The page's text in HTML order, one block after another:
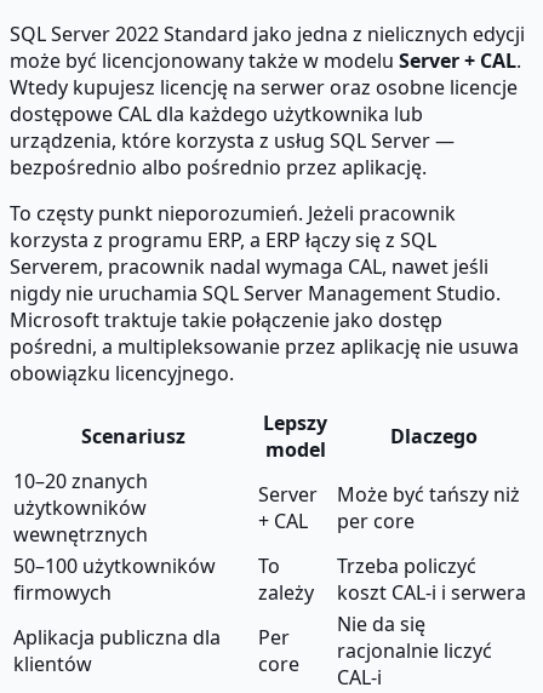
SQL Server 2022 Standard jako jedna z nielicznych edycji
może być licencjonowany także w modelu Server + CAL.
Wtedy kupujesz licencję na serwer oraz osobne licencje
dostępowe CAL dla każdego użytkownika lub
urządzenia, które korzysta z usług SQL Server —
bezpośrednio albo pośrednio przez aplikację.
To częsty punkt nieporozumień. Jeżeli pracownik
korzysta z programu ERP, a ERP łączy się z SQL
Serverem, pracownik nadal wymaga CAL, nawet jeśli
nigdy nie uruchamia SQL Server Management Studio.
Microsoft traktuje takie połączenie jako dostęp
pośredni, a multipleksowanie przez aplikację nie usuwa
obowiązku licencyjnego.
Scenariusz
Lepszy
model
Dlaczego
10–20 znanych
użytkowników
wewnętrznych
Server
+ CAL
Może być tańszy niż
per core
50–100 użytkowników
firmowych
To
zależy
Trzeba policzyć
koszt CAL-i i serwera
Aplikacja publiczna dla
klientów
Per
core
Nie da się
racjonalnie liczyć
CAL-i